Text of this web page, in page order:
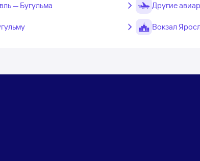
— Бугульма Другие
Вокзал